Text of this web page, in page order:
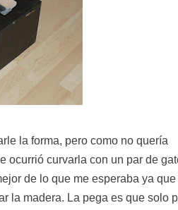
la forma, pero como no quería
ocurrió curvarla con un par de
de lo que me esperaba ya que
la madera. La pega es que solo